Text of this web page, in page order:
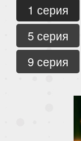
1 серия
5 серия
9 серия